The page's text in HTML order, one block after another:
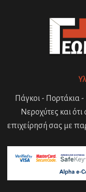
Πάγκοι - Πορτάκια
Νεροχύτες και ότι
επιχείρησή σας με